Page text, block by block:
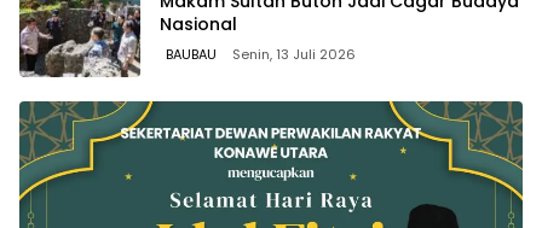
Nasional
BAUBAU Senin, 13 Juli 2026